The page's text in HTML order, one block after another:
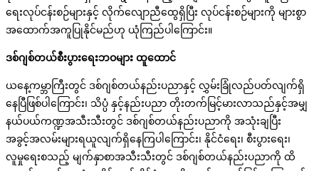
ရေးလုပ်ငန်းစဉ်များနှင့် လိုက်လျောညီထွေရှိပြီး လုပ်ငန်းစဉ်များကို များစွာ
အထောက်အကူပြုနိုင်မည်ဟု ယုံကြည်ပါကြောင်း။
ဒစ်ဂျစ်တယ်စီးပွားရေးဘဝများ ထူထောင်
ယနေ့ကမ္ဘာကြီးတွင် ဒစ်ဂျစ်တယ်နည်းပညာနှင့် လွှမ်းခြုံလည်ပတ်လျက်ရှိ
နေပြီဖြစ်ပါကြောင်း၊ သိပ္ပံ နှင့်နည်းပညာ တိုးတက်မြင့်မားလာသည်နှင့်အမျှ
နယ်ပယ်ကဏ္ဍအသီးသီးတွင် ဒစ်ဂျစ်တယ်နည်းပညာကို အသုံးချပြီး
အခွင့်အလမ်းများရယူလျက်ရှိနေကြပါကြောင်း၊ နိုင်ငံရေး၊ စီးပွားရေး၊
လူမှုရေးစသည့် မျက်နှာစာအသီးသီးတွင် ဒစ်ဂျစ်တယ်နည်းပညာကို ထိ